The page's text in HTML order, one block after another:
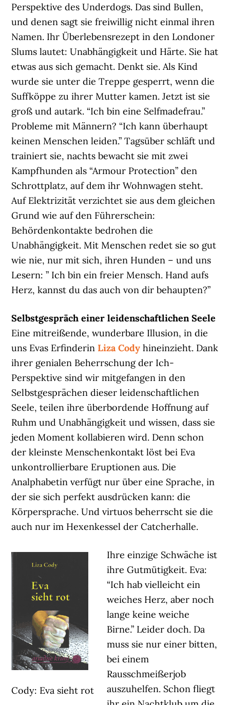
Perspektive des Underdogs. Das sind Bullen,
und denen sagt sie freiwillig nicht einmal ihren
Namen. Ihr Überlebensrezept in den Londoner
Slums lautet: Unabhängigkeit und Härte. Sie hat
etwas aus sich gemacht. Denkt sie. Als Kind
wurde sie unter die Treppe gesperrt, wenn die
Suffköppe zu ihrer Mutter kamen. Jetzt ist sie
groß und autark. “Ich bin eine Selfmadefrau.”
Probleme mit Männern? “Ich kann überhaupt
keinen Menschen leiden.” Tagsüber schläft und
trainiert sie, nachts bewacht sie mit zwei
Kampfhunden als “Armour Protection” den
Schrottplatz, auf dem ihr Wohnwagen steht.
Auf Elektrizität verzichtet sie aus dem gleichen
Grund wie auf den Führerschein:
Behördenkontakte bedrohen die
Unabhängigkeit. Mit Menschen redet sie so gut
wie nie, nur mit sich, ihren Hunden – und uns
Lesern: ” Ich bin ein freier Mensch. Hand aufs
Herz, kannst du das auch von dir behaupten?”
Selbstgespräch einer leidenschaftlichen Seele
Eine mitreißende, wunderbare Illusion, in die
uns Evas Erfinderin Liza Cody hineinzieht. Dank
ihrer genialen Beherrschung der Ich-
Perspektive sind wir mitgefangen in den
Selbstgesprächen dieser leidenschaftlichen
Seele, teilen ihre überbordende Hoffnung auf
Ruhm und Unabhängigkeit und wissen, dass sie
jeden Moment kollabieren wird. Denn schon
der kleinste Menschenkontakt löst bei Eva
unkontrollierbare Eruptionen aus. Die
Analphabetin verfügt nur über eine Sprache, in
der sie sich perfekt ausdrücken kann: die
Körpersprache. Und virtuos beherrscht sie die
auch nur im Hexenkessel der Catcherhalle.
Cody: Eva sieht rot
Ihre einzige Schwäche ist
ihre Gutmütigkeit. Eva:
“Ich hab vielleicht ein
weiches Herz, aber noch
lange keine weiche
Birne.” Leider doch. Da
muss sie nur einer bitten,
bei einem
Rausschmeißerjob
auszuhelfen. Schon fliegt